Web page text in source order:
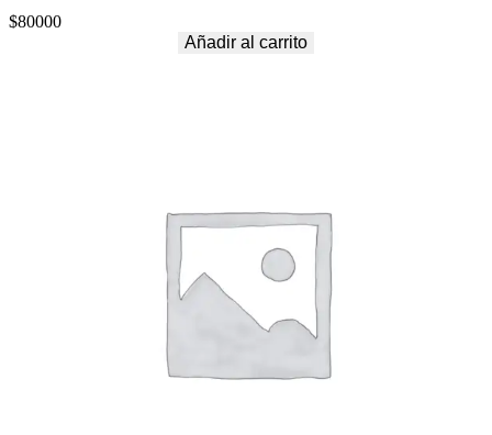
$80000
Añadir al carrito